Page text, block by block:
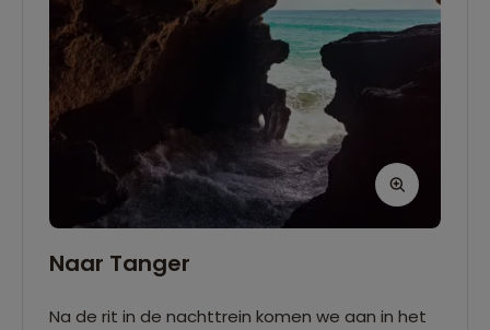
Naar Tanger
Na de rit in de nachttrein komen we aan in het